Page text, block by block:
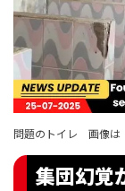
問題のトイレ 画像は
集団幻覚